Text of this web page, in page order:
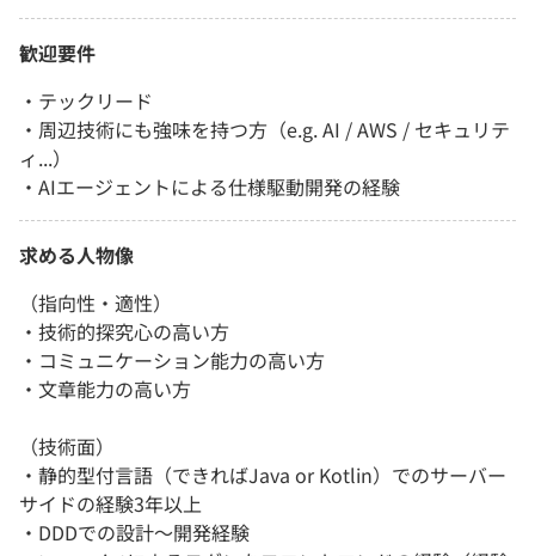
歓迎要件
・テックリード
・周辺技術にも強味を持つ方（e.g. AI / AWS / セキュリテ
ィ...）
・AIエージェントによる仕様駆動開発の経験
求める人物像
（指向性・適性）
・技術的探究心の高い方
・コミュニケーション能力の高い方
・文章能力の高い方
（技術面）
・静的型付言語（できればJava or Kotlin）でのサーバー
サイドの経験3年以上
・DDDでの設計～開発経験